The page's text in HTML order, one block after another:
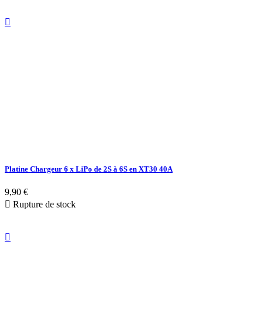

Platine Chargeur 6 x LiPo de 2S à 6S en XT30 40A
9,90 €
 Rupture de stock
